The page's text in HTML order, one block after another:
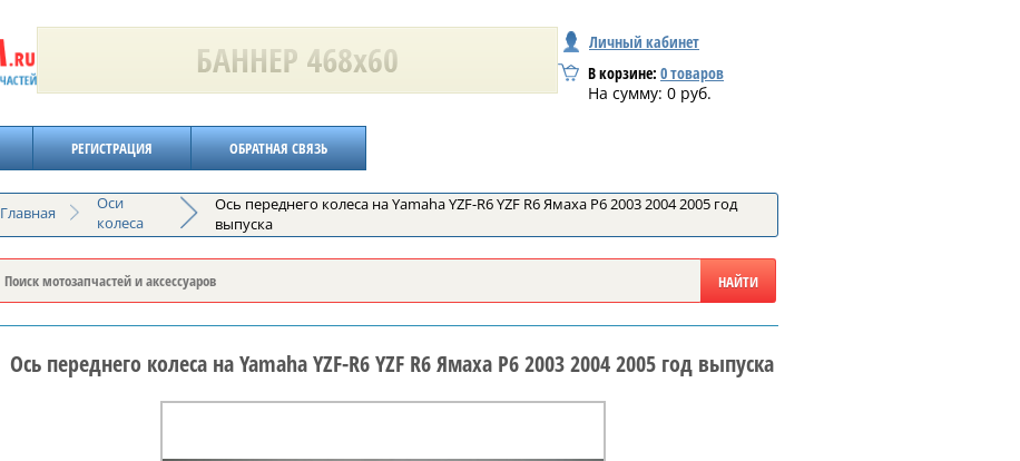
Личный кабинет
В корзине: 0товаров
На сумму: 0 руб.
РЕГИСТРАЦИЯ ОБРАТНАЯ СВЯЗЬ
Главная
Оси
колеса
Ось переднего колеса на Yamaha YZF-R6 YZF R6 Ямаха Р6 2003 2004 2005 год
выпуска
Ось переднего колеса на Yamaha YZF-R6 YZF R6 Ямаха Р6 2003 2004 2005 год выпуска